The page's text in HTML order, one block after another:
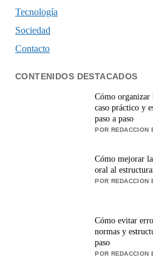
Tecnología
Sociedad
Contacto
CONTENIDOS DESTACADOS
Cómo
caso práctico y
paso a paso
POR REDACCION
Cómo mejorar
oral al
POR REDACCION
Cómo evitar
normas y
paso
POR REDACCION